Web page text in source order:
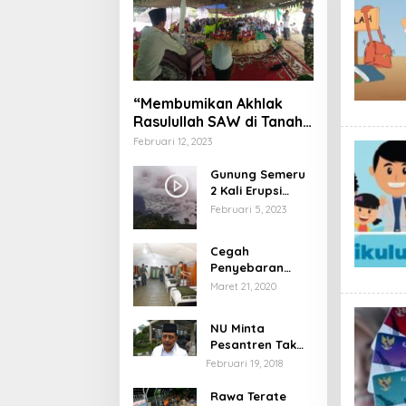
“Membumikan Akhlak
Rasulullah SAW di Tanah
Nusantara”
Februari 12, 2023
Gunung Semeru
2 Kali Erupsi
dengan Tinggi
Februari 5, 2023
Cegah
Penyebaran
Virus Corona,
Pelayanan
Maret 21, 2020
NU Minta
Pesantren Tak
Terprovokasi
Februari 19, 2018
Rawa Terate